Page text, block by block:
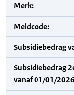
Merk:
Meldcode:
Subsidiebedrag
Subsidiebedrag
vanaf 01/01/